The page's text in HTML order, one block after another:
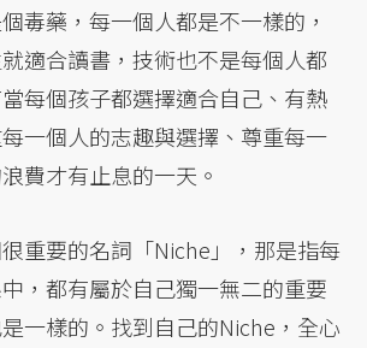
毒藥，每一個人都是不一樣的，
適合讀書，技術也不是每個人都
每個孩子都選擇適合自己、有熱
一個人的志趣與選擇、尊重每一
費才有止息的一天。
重要的名詞「Niche」，那是指每
，都有屬於自己獨一無二的重要
一樣的。找到自己的Niche，全心